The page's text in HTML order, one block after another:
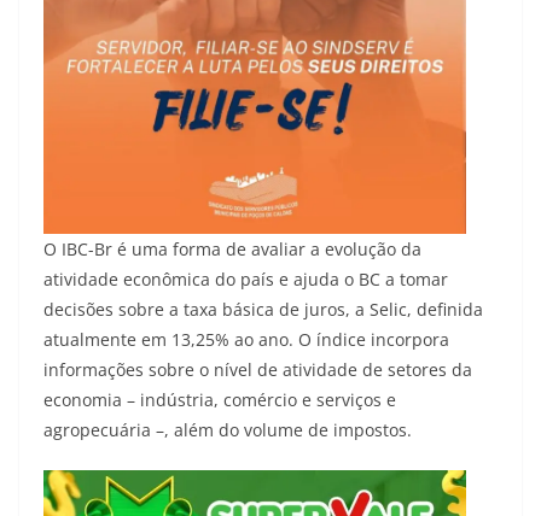
O IBC-Br é uma forma de avaliar a evolução da
atividade econômica do país e ajuda o BC a tomar
decisões sobre a taxa básica de juros, a Selic, definida
atualmente em 13,25% ao ano. O índice incorpora
informações sobre o nível de atividade de setores da
economia – indústria, comércio e serviços e
agropecuária –, além do volume de impostos.